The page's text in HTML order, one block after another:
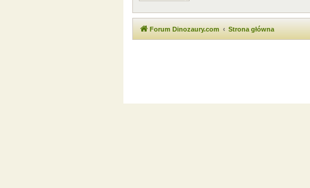
Forum Dinozaury.com Strona główna